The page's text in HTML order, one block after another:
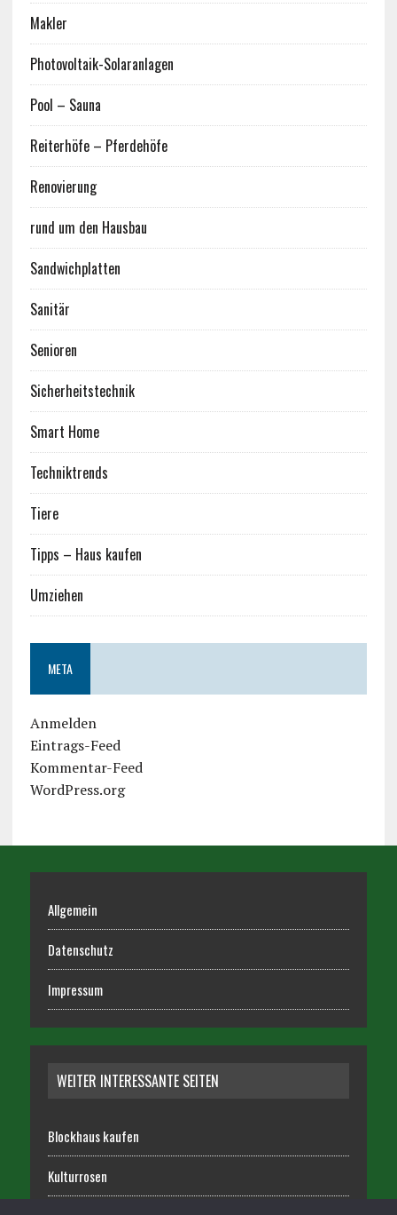
Makler
Photovoltaik-Solaranlagen
Pool – Sauna
Reiterhöfe – Pferdehöfe
Renovierung
rund um den Hausbau
Sandwichplatten
Sanitär
Senioren
Sicherheitstechnik
Smart Home
Techniktrends
Tiere
Tipps – Haus kaufen
Umziehen
META
Anmelden
Eintrags-Feed
Kommentar-Feed
WordPress.org
Allgemein
Datenschutz
Impressum
WEITER INTERESSANTE SEITEN
Blockhaus kaufen
Kulturrosen